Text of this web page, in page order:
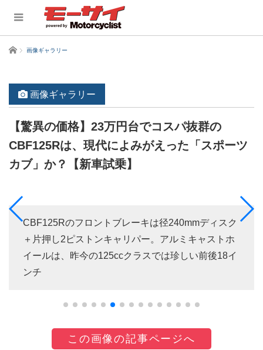
ホーム 画像ギャラリー
画像ギャラリー
【驚異の価格】23万円台でコスパ抜群の
CBF125Rは、現代によみがえった「スポーツ
カブ」か？【新車試乗】
CBF125Rのフロントブレーキは径240mmディスク
＋片押し2ピストンキャリパー。アルミキャストホ
イールは、昨今の125ccクラスでは珍しい前後18イ
ンチ
この画像の記事ページへ